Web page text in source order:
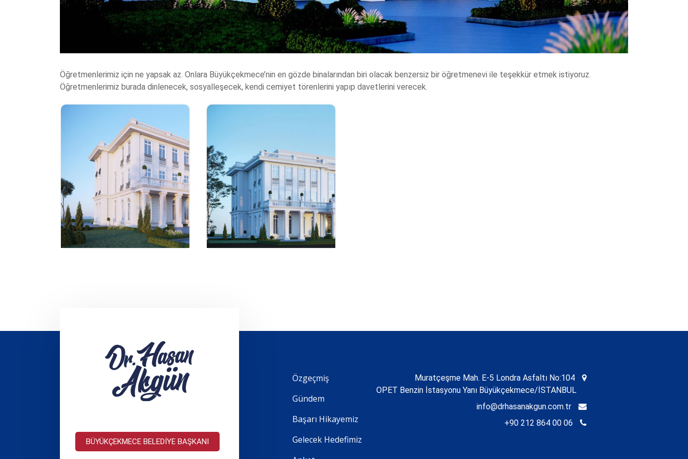
Öğretmenlerimiz için ne yapsak az. Onlara Büyükçekmece’nin en gözde binalarından biri olacak benzersiz bir öğretmenevi ile teşekkür etmek istiyoruz.
Öğretmenlerimiz burada dinlenecek, sosyalleşecek, kendi cemiyet törenlerini yapıp davetlerini verecek.
BÜYÜKÇEKMECE BELEDİYE BAŞKANI
Özgeçmiş
Gündem
Başarı Hikayemiz
Gelecek Hedefimiz
Muratçeşme Mah. E-5 Londra Asfaltı No:104
OPET Benzin İstasyonu Yanı Büyükçekmece/İSTANBUL
info@drhasanakgun.com.tr
+90 212 864 00 06